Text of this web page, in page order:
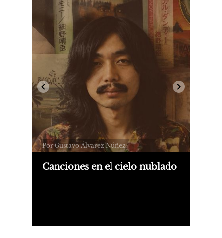
Por Gustavo Álvarez Núñez
Canciones en el cielo nublado